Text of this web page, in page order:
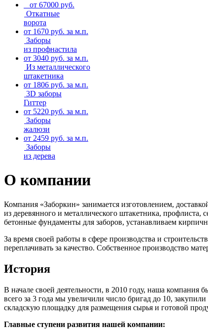
от 67000 руб.
Откатные
ворота
от 1670 руб. за м.п.
Заборы
из профнастила
от 3040 руб. за м.п.
Из металлического
штакетника
от 1806 руб. за м.п.
3D заборы
Гиттер
от 5220 руб. за м.п.
Заборы
жалюзи
от 2459 руб. за м.п.
Заборы
из дерева
О компании
Компания «Заборкин» занимается изготовлением,
из деревянного и металлического штакетника,
бетонные фундаменты для заборов, устанавливаем
За время своей работы в сфере производства и
переплачивать за качество. Собственное производство
История
В начале своей деятельности, в 2010 году, наша
всего за 3 года мы увеличили число бригад до 10,
складскую площадку для размещения сырья и готовой
Главные ступени развития нашей компании: